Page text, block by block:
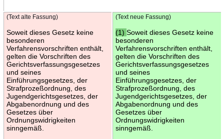
(Text alte Fassung)
Soweit dieses Gesetz keine
besonderen
Verfahrensvorschriften enthält,
gelten die Vorschriften des
Gerichtsverfassungsgesetzes
und seines
Einführungsgesetzes, der
Strafprozeßordnung, des
Jugendgerichtsgesetzes, der
Abgabenordnung und des
Gesetzes über
Ordnungswidrigkeiten
sinngemäß.
(Text neue Fassung)
(1) Soweit dieses Gesetz keine
besonderen
Verfahrensvorschriften enthält,
gelten die Vorschriften des
Gerichtsverfassungsgesetzes
und seines
Einführungsgesetzes, der
Strafprozeßordnung, des
Jugendgerichtsgesetzes, der
Abgabenordnung und des
Gesetzes über
Ordnungswidrigkeiten
sinngemäß.